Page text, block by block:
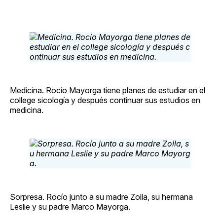
Medicina. Rocío Mayorga tiene planes de estudiar en el
college sicología y después continuar sus estudios en
medicina.
Sorpresa. Rocío junto a su madre Zoila, su hermana
Leslie y su padre Marco Mayorga.